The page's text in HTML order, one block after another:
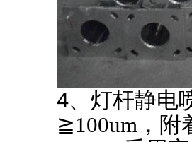
4、灯杆静电
≧100um ，